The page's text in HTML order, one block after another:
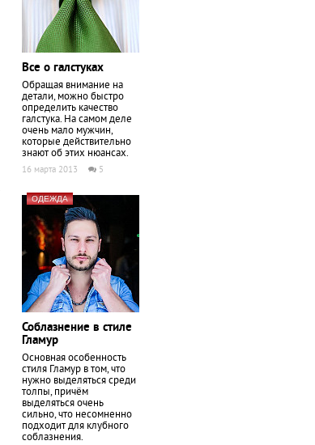
Все о галстуках
Обращая внимание на
детали, можно быстро
определить качество
галстука. На самом деле
очень мало мужчин,
которые действительно
знают об этих нюансах.
16 марта 2013 5
ОДЕЖДА
Соблазнение в стиле
Гламур
Основная особенность
стиля Гламур в том, что
нужно выделяться среди
толпы, причём
выделяться очень
сильно, что несомненно
подходит для клубного
соблазнения.